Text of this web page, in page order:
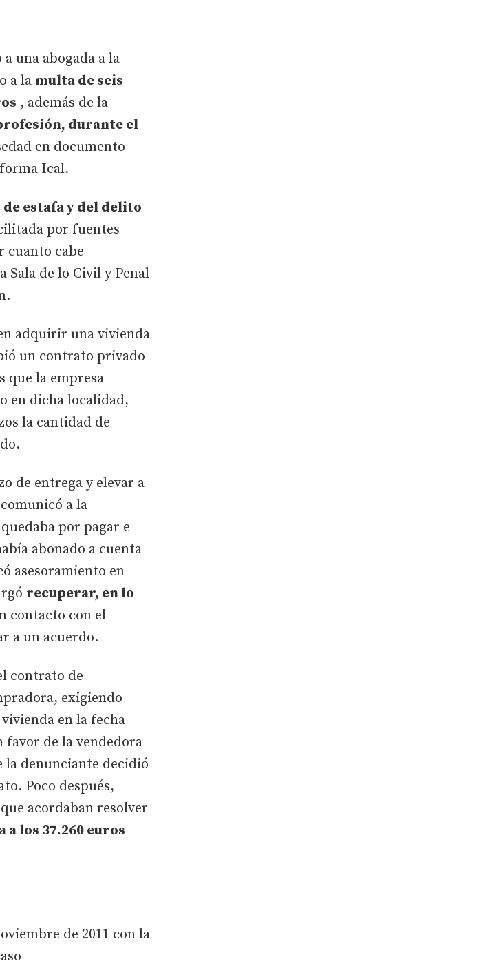
una abogada a la
a la multa de seis
, además de la
durante el
en documento
Ical.
estafa y del delito
por fuentes
cuanto cabe
de lo Civil y Penal
adquirir una vivienda
un contrato privado
que la empresa
en dicha localidad,
la cantidad de
de entrega y elevar a
a la
por pagar e
abonado a cuenta
asesoramiento en
recuperar, en lo
contacto con el
a un acuerdo.
contrato de
exigiendo
en la fecha
favor de la vendedora
la denunciante decidió
Poco después,
acordaban resolver
los 37.260 euros
de 2011 con la